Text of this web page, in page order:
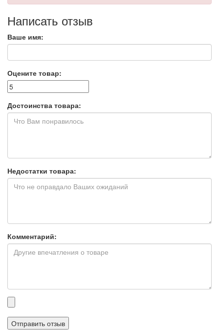
Написать отзыв
Ваше имя:
Оцените товар:
Достоинства товара:
Недостатки товара:
Комментарий:
Прикрепленные
файлы